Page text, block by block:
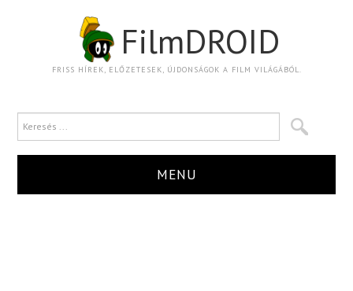
FilmDROID
FRISS HÍREK, ELŐZETESEK, ÚJDONSÁGOK A FILM VILÁGÁBÓL.
MENU